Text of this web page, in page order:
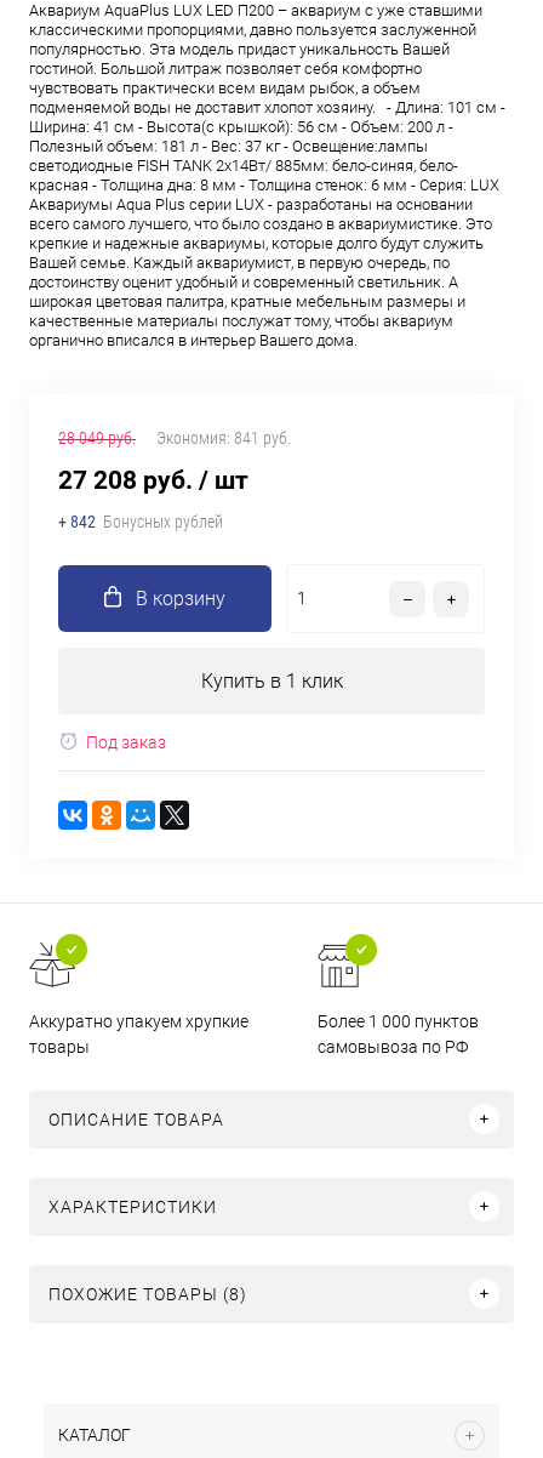
Аквариум AquaPlus LUX LED П200 – аквариум с уже ставшими
классическими пропорциями, давно пользуется заслуженной
популярностью. Эта модель придаст уникальность Вашей
гостиной. Большой литраж позволяет себя комфортно
чувствовать практически всем видам рыбок, а объем
подменяемой воды не доставит хлопот хозяину. - Длина: 101 см -
Ширина: 41 см - Высота(с крышкой): 56 см - Объем: 200 л -
Полезный объем: 181 л - Вес: 37 кг - Освещение:лампы
светодиодные FISH TANK 2х14Вт/ 885мм: бело-синяя, бело-
красная - Толщина дна: 8 мм - Толщина стенок: 6 мм - Серия: LUX
Аквариумы Aqua Plus серии LUX - разработаны на основании
всего самого лучшего, что было создано в аквариумистике. Это
крепкие и надежные аквариумы, которые долго будут служить
Вашей семье. Каждый аквариумист, в первую очередь, по
достоинству оценит удобный и современный светильник. А
широкая цветовая палитра, кратные мебельным размеры и
качественные материалы послужат тому, чтобы аквариум
органично вписался в интерьер Вашего дома.
28 049 руб. Экономия: 841 руб.
27 208 руб. / шт
+ 842 Бонусных рублей
В корзину
Купить в 1 клик
Под заказ
Аккуратно упакуем хрупкие
товары
Более 1 000 пунктов
самовывоза по РФ
ОПИСАНИЕ ТОВАРА
ХАРАКТЕРИСТИКИ
ПОХОЖИЕ ТОВАРЫ (8)
КАТАЛОГ